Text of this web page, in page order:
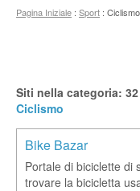
Pagina Iniziale : Sport : Ciclismo
Siti nella categoria: 32
Ciclismo
Bike Bazar
Portale di biciclette di
trovare la bicicletta